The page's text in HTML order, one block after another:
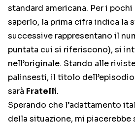
standard americana. Per i
saperlo, la prima cifra indica la
successive rappresentano il
puntata cui si riferiscono), si
nell’originale. Stando alle
palinsesti, il titolo
sarà Fratelli.
Sperando che l’adattamento
della situazione, mi piacerebbe